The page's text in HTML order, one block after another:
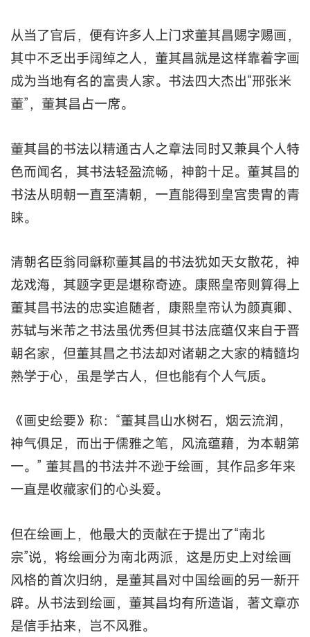
从当了官后，便有许多人上门求董其昌赐字赐画，
其中不乏出手阔绰之人，董其昌就是这样靠着字画
成为当地有名的富贵人家。书法四大杰出“邢张米
董”，董其昌占一席。
董其昌的书法以精通古人之章法同时又兼具个人特
色而闻名，其书法轻盈流畅，神韵十足。董其昌的
书法从明朝一直至清朝，一直能得到皇宫贵胄的青
睐。
清朝名臣翁同龢称董其昌的书法犹如天女散花，神
龙戏海，其题字更是堪称奇迹。康熙皇帝则算得上
董其昌书法的忠实追随者，康熙皇帝认为颜真卿、
苏轼与米芾之书法虽优秀但其书法底蕴仅来自于晋
朝名家，但董其昌之书法却对诸朝之大家的精髓均
熟学于心，虽是学古人，但也能有个人气质。
《画史绘要》称：“董其昌山水树石，烟云流润，
神气俱足，而出于儒雅之笔，风流蕴藉，为本朝第
一。” 董其昌的书法并不逊于绘画，其作品多年来
一直是收藏家们的心头爱。
但在绘画上，他最大的贡献在于提出了“南北
宗”说，将绘画分为南北两派，这是历史上对绘画
风格的首次归纳，是董其昌对中国绘画的另一新开
辟。从书法到绘画，董其昌均有所造诣，著文章亦
是信手拈来，岂不风雅。